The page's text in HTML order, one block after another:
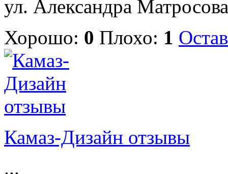
ул. Александра
Хорошо: 0 Плохо: 1
Камаз-Дизайн отзывы
...